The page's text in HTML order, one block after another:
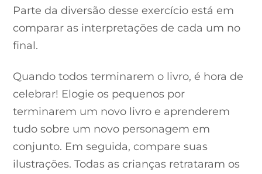
Parte da diversão desse exercício está em
comparar as interpretações de cada um no
final.
Quando todos terminarem o livro, é hora de
celebrar! Elogie os pequenos por
terminarem um novo livro e aprenderem
tudo sobre um novo personagem em
conjunto. Em seguida, compare suas
ilustrações. Todas as crianças retrataram os